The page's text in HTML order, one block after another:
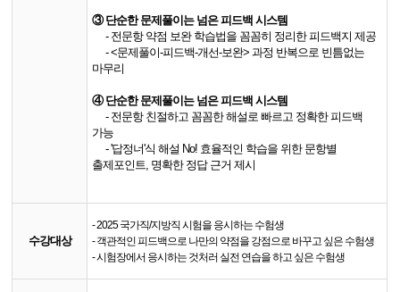
③ 단순한 문제풀이는 넘은 피드백 시스템
- 전문항 약점 보완 학습법을 꼼꼼히 정리한 피드백지 제공
- <문제풀이-피드백-개선-보완> 과정 반복으로 빈틈없는
마무리
④ 단순한 문제풀이는 넘은 피드백 시스템
- 전문항 친절하고 꼼꼼한 해설로 빠르고 정확한 피드백
가능
- '답정너'식 해설 No! 효율적인 학습을 위한 문항별
출제포인트, 명확한 정답 근거 제시
수강대상
- 2025 국가직/지방직 시험을 응시하는 수험생
- 객관적인 피드백으로 나만의 약점을 강점으로 바꾸고 싶은 수험생
- 시험장에서 응시하는 것처러 실전 연습을 하고 싶은 수험생